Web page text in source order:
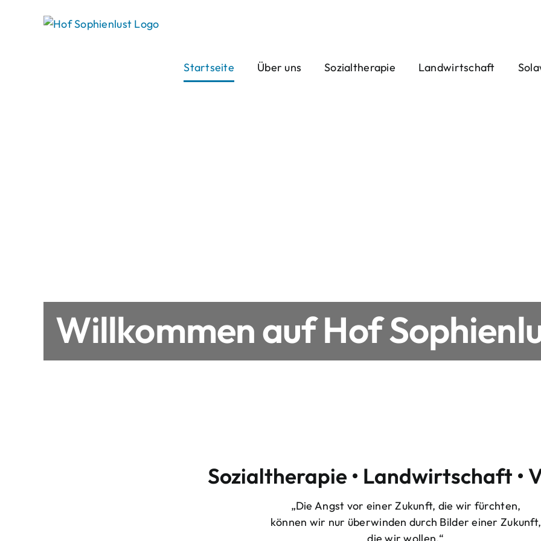
Startseite
Über uns Sozialtherapie Landwirtschaft
Willkommen auf Hof
Sozialtherapie • Landwirtschaft •
„Die Angst vor einer Zukunft, die wir fürchten,
können wir nur überwinden durch Bilder einer Zukunft,